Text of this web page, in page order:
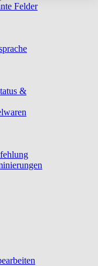
Felder
&